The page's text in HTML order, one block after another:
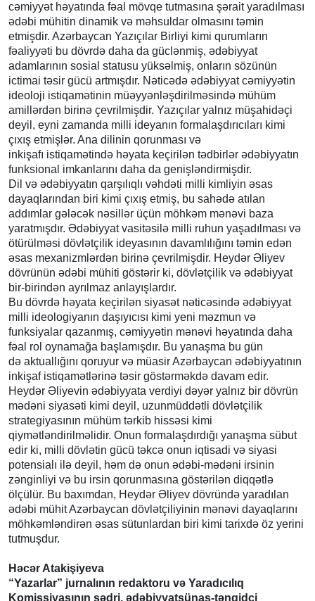
cəmiyyət həyatında fəal mövqe tutmasına şərait yaradılması
ədəbi mühitin dinamik və məhsuldar olmasını təmin
etmişdir. Azərbaycan Yazıçılar Birliyi kimi qurumların
fəaliyyəti bu dövrdə daha da güclənmiş, ədəbiyyat
adamlarının sosial statusu yüksəlmiş, onların sözünün
ictimai təsir gücü artmışdır. Nəticədə ədəbiyyat cəmiyyətin
ideoloji istiqamətinin müəyyənləşdirilməsində mühüm
amillərdən birinə çevrilmişdir. Yazıçılar yalnız müşahidəçi
deyil, eyni zamanda milli ideyanın formalaşdırıcıları kimi
çıxış etmişlər. Ana dilinin qorunması və
inkişafı istiqamətində həyata keçirilən tədbirlər ədəbiyyatın
funksional imkanlarını daha da genişləndirmişdir.
Dil və ədəbiyyatın qarşılıqlı vəhdəti milli kimliyin əsas
dayaqlarından biri kimi çıxış etmiş, bu sahədə atılan
addımlar gələcək nəsillər üçün möhkəm mənəvi baza
yaratmışdır. Ədəbiyyat vasitəsilə milli ruhun yaşadılması və
ötürülməsi dövlətçilik ideyasının davamlılığını təmin edən
əsas mexanizmlərdən birinə çevrilmişdir. Heydər Əliyev
dövrünün ədəbi mühiti göstərir ki, dövlətçilik və ədəbiyyat
bir-birindən ayrılmaz anlayışlardır.
Bu dövrdə həyata keçirilən siyasət nəticəsində ədəbiyyat
milli ideologiyanın daşıyıcısı kimi yeni məzmun və
funksiyalar qazanmış, cəmiyyətin mənəvi həyatında daha
fəal rol oynamağa başlamışdır. Bu yanaşma bu gün
də aktuallığını qoruyur və müasir Azərbaycan ədəbiyyatının
inkişaf istiqamətlərinə təsir göstərməkdə davam edir.
Heydər Əliyevin ədəbiyyata verdiyi dəyər yalnız bir dövrün
mədəni siyasəti kimi deyil, uzunmüddətli dövlətçilik
strategiyasının mühüm tərkib hissəsi kimi
qiymətləndirilməlidir. Onun formalaşdırdığı yanaşma sübut
edir ki, milli dövlətin gücü təkcə onun iqtisadi və siyasi
potensialı ilə deyil, həm də onun ədəbi-mədəni irsinin
zənginliyi və bu irsin qorunmasına göstərilən diqqətlə
ölçülür. Bu baxımdan, Heydər Əliyev dövründə yaradılan
ədəbi mühit Azərbaycan dövlətçiliyinin mənəvi dayaqlarını
möhkəmləndirən əsas sütunlardan biri kimi tarixdə öz yerini
tutmuşdur.
Həcər Atakişiyeva
“Yazarlar” jurnalının redaktoru və Yaradıcılıq
Komissiyasının sədri, ədəbiyyatşünas-tənqidçi